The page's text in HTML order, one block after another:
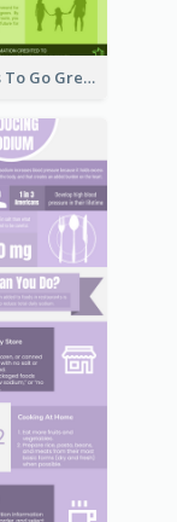
6 Reasons To Go Green